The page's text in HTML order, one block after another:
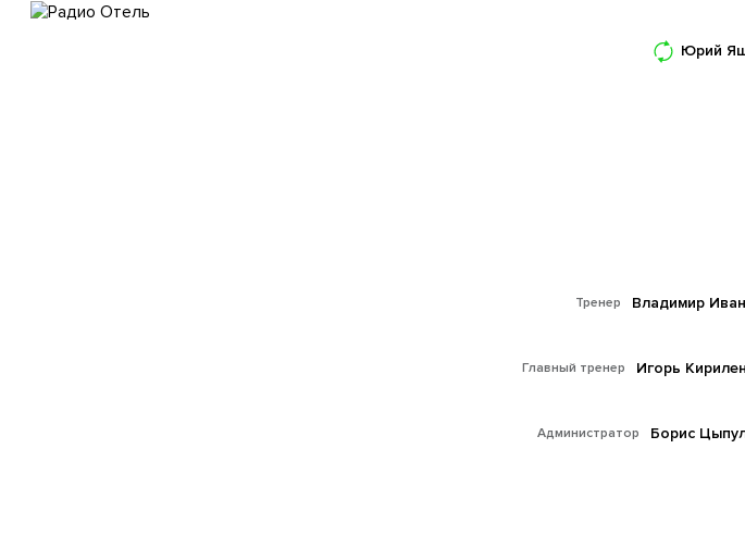
Юрий
Тренер Владимир
Главный тренер Игорь
Администратор Борис